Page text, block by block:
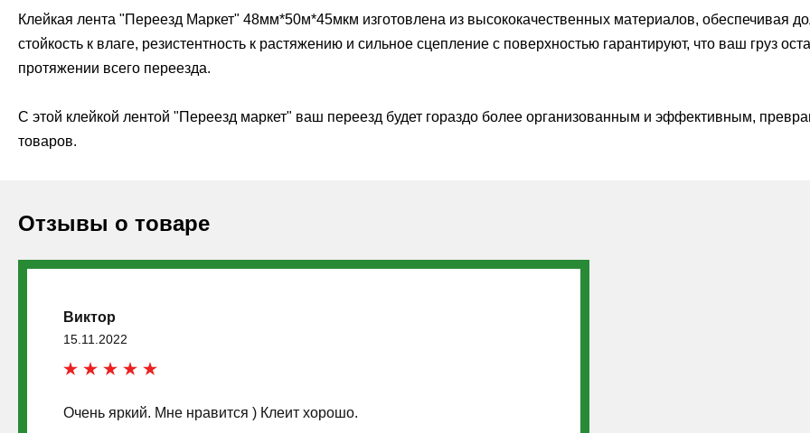
Клейкая лента "Переезд Маркет" 48мм*50м*45мкм изготовлена из высококачественных материалов, обеспечивая
стойкость к влаге, резистентность к растяжению и сильное сцепление с поверхностью гарантируют, что ваш груз
протяжении всего переезда.
С этой клейкой лентой "Переезд маркет" ваш переезд будет гораздо более организованным и эффективным,
товаров.
Отзывы о товаре
Виктор
15.11.2022
Очень яркий. Мне нравится ) Клеит хорошо.